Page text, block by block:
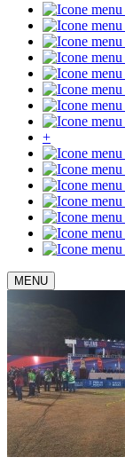
+
MENU